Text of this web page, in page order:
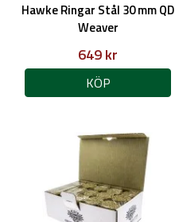
Hawke Ringar Stål 30 mm QD
Weaver
649 kr
KÖP